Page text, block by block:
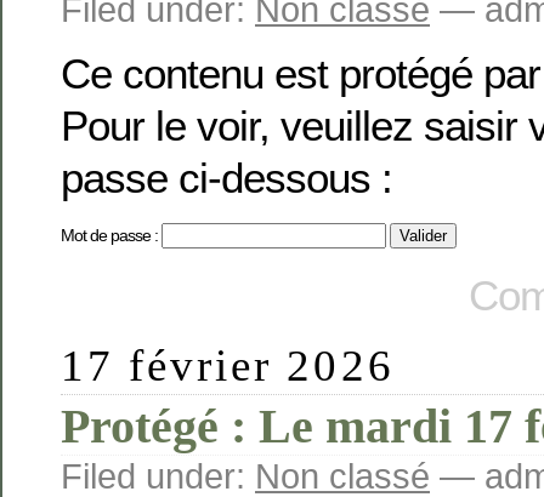
Filed under: Non classé —
Ce contenu est protégé
Pour le voir, veuillez saisir
passe ci-dessous :
Mot de passe :
17 février 2026
Protégé : Le mardi 17
Filed under: Non classé —